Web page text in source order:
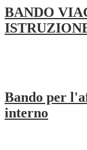
BANDO
Bando per
interno